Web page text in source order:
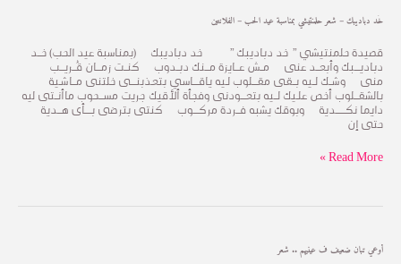
خُد دباديبك – شعر حلمنتيشي بمناسبة عيد الحب – الفلانتين
قصيدة حلمنتيشي ” خد دباديبك ” خد دباديبك (بمناسبة عيد الحب) خــــد
دباديــــــبك وأبعــــد عنى مـــش عــــايزة مـــــنك دبـــدوب كنـــت زمـــــان قُــــريـــــب
منى وشـــك لـــيه بـــقـى مقــــــلوب لــيه ياقــــــاسـي بتعـذبنــــــى خلتنى مــــاشــية
بالشقـــــلوب أخص علــيك لــــيه بتعــــــودنى وفجأة ألأقيك جريت مســـــحوب ماأنـــتى ليه
دايما نكـــــــــــدية وبوقك يشبه فــــردة مركــــــوب كنتى بترضى بـــــــأى هـــــدية
حتى إن
خُد
–
شعر
حلمنتيشي
بمناسبة
عيد
الحب
الفلانتين
Read More »
أوعي تبان ضعيف ف عينيهم .. شعر
أوعي